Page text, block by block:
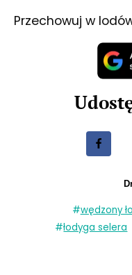
Przechowuj w
#wędzony
#łodyga selera